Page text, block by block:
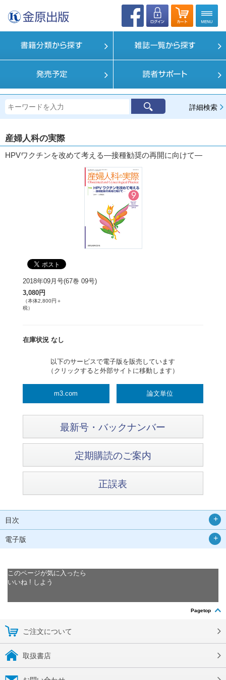
詳細検索
産婦人科の実際
HPVワクチンを改めて考える―接種勧奨の再開に向けて―
2018年09月号(67巻 09号)
3,080円
（本体2,800円＋
税）
在庫状況 なし
以下のサービスで電子版を販売しています
（クリックすると外部サイトに移動します）
m3.com 論文単位
最新号・バックナンバー
定期購読のご案内
正誤表
目次
電子版
このページが気に入ったら
いいね ! しよう
Pagetop
ご注文について
取扱書店